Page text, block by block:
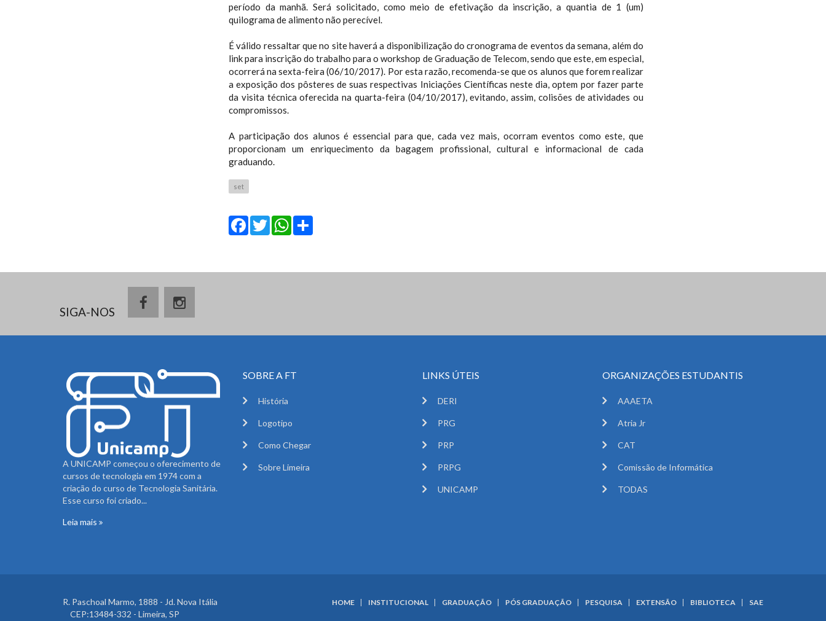
período da manhã. Será solicitado, como meio de efetivação da inscrição, a quantia de 1 (um)
quilograma de alimento não perecível.
É válido ressaltar que no site haverá a disponibilização do cronograma de eventos da semana, além do
link para inscrição do trabalho para o workshop de Graduação de Telecom, sendo que este, em especial,
ocorrerá na sexta-feira (06/10/2017). Por esta razão, recomenda-se que os alunos que forem realizar
a exposição dos pôsteres de suas respectivas Iniciações Científicas neste dia, optem por fazer parte
da visita técnica oferecida na quarta-feira (04/10/2017), evitando, assim, colisões de atividades ou
compromissos.
A participação dos alunos é essencial para que, cada vez mais, ocorram eventos como este, que
proporcionam um enriquecimento da bagagem profissional, cultural e informacional de cada
graduando.
set
Facebook
Twitter
WhatsApp
SIGA-NOS
A UNICAMP começou o oferecimento de
cursos de tecnologia em 1974 com a
criação do curso de Tecnologia Sanitária.
Esse curso foi criado...
Leia mais
SOBRE A FT
História
Logotipo
Como Chegar
Sobre Limeira
LINKS ÚTEIS
DERI
PRG
PRP
PRPG
UNICAMP
ORGANIZAÇÕES ESTUDANTIS
AAAETA
Atria Jr
CAT
Comissão de Informática
TODAS
R. Paschoal Marmo, 1888 - Jd. Nova Itália
CEP:13484-332 - Limeira, SP
HOME INSTITUCIONAL GRADUAÇÃO PÓS GRADUAÇÃO PESQUISA EXTENSÃO BIBLIOTECA SAE